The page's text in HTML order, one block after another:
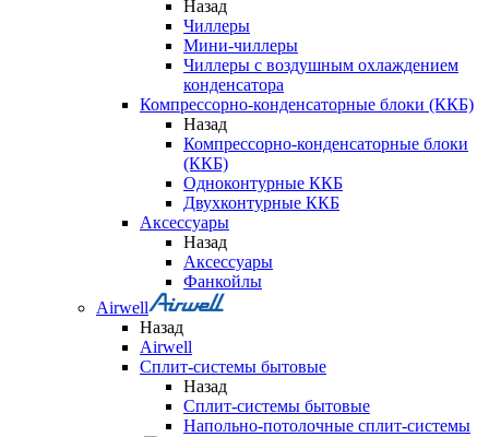
Назад
Чиллеры
Мини-чиллеры
Чиллеры с воздушным охлаждением
конденсатора
Компрессорно-конденсаторные блоки (ККБ)
Назад
Компрессорно-конденсаторные блоки
(ККБ)
Одноконтурные ККБ
Двухконтурные ККБ
Аксессуары
Назад
Аксессуары
Фанкойлы
Airwell
Назад
Airwell
Сплит-системы бытовые
Назад
Сплит-системы бытовые
Напольно-потолочные сплит-системы